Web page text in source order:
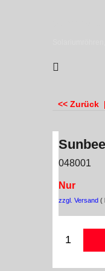
<< Zurück
048001
Nur
zzgl. Versand